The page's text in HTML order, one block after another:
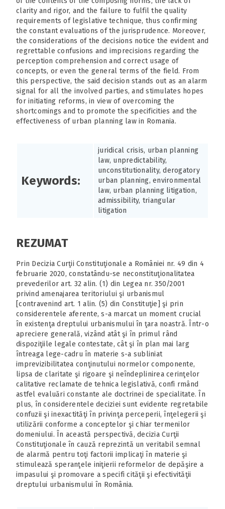
clarity and rigor, and the failure to fulfil the quality
requirements of legislative technique, thus confirming
the constant evaluations of the jurisprudence. Moreover,
the considerations of the decisions notice the evident and
regrettable confusions and imprecisions regarding the
perception comprehension and correct usage of
concepts, or even the general terms of the field. From
this perspective, the said decision stands out as an alarm
signal for all the involved parties, and stimulates hopes
for initiating reforms, in view of overcoming the
shortcomings and to promote the specificities and the
effectiveness of urban planning law in Romania.
Keywords:
juridical crisis, urban planning
law, unpredictability,
unconstitutionality, derogatory
urban planning, environmental
law, urban planning litigation,
admissibility, triangular
litigation
REZUMAT
Prin Decizia Curţii Constituţionale a României nr. 49 din 4
februarie 2020, constatându-se neconstituţionalitatea
prevederilor art. 32 alin. (1) din Legea nr. 350/2001
privind amenajarea teritoriului şi urbanismul
[contravenind art. 1 alin. (5) din Constituţie] şi prin
considerentele aferente, s-a marcat un moment crucial
în existenţa dreptului urbanismului în ţara noastră. Într-o
apreciere generală, vizând atât şi în primul rând
dispoziţiile legale contestate, cât şi în plan mai larg
întreaga lege-cadru în materie s-a subliniat
imprevizibilitatea conţinutului normelor componente,
lipsa de claritate şi rigoare şi neîndeplinirea cerinţelor
calitative reclamate de tehnica legislativă, confi rmând
astfel evaluări constante ale doctrinei de specialitate. În
plus, în considerentele deciziei sunt evidente regretabile
confuzii şi inexactităţi în privinţa perceperii, înţelegerii şi
utilizării conforme a conceptelor şi chiar termenilor
domeniului. În această perspectivă, decizia Curţii
Constituţionale în cauză reprezintă un veritabil semnal
de alarmă pentru toţi factorii implicaţi în materie şi
stimulează speranţele iniţierii reformelor de depăşire a
impasului şi promovare a specifi cităţii şi efectivităţii
dreptului urbanismului în România.